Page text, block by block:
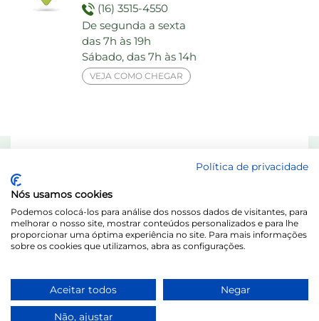
(16) 3515-4550
De segunda a sexta
das 7h às 19h
Sábado, das 7h às 14h
VEJA COMO CHEGAR
Responsável Técnico: Dra. Maria das Graças Elias de Assis - CRF 8713-SP
Laboratório Behring de Análises Clínicas Ltda.
Política de privacidade
Nós usamos cookies
Podemos colocá-los para análise dos nossos dados de visitantes, para
melhorar o nosso site, mostrar conteúdos personalizados e para lhe
proporcionar uma óptima experiência no site. Para mais informações
sobre os cookies que utilizamos, abra as configurações.
Aceitar todos Negar
Não, ajustar